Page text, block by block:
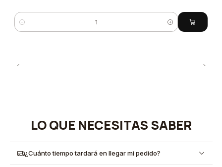
Cantidad
LO QUE NECESITAS SABER
¿Cuánto tiempo tardará en llegar mi pedido?